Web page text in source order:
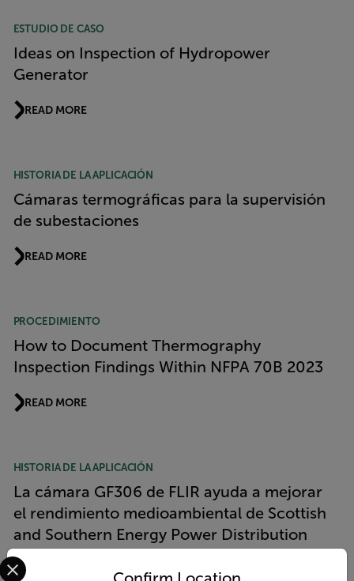
ESTUDIO DE CASO
Ideas on Inspection of Hydropower
Generator
READ MORE
HISTORIA DE LA APLICACIÓN
Cámaras termográficas para la supervisión
de subestaciones
READ MORE
PROCEDIMIENTO
How to Document Thermography
Inspection Findings Within NFPA 70B 2023
READ MORE
HISTORIA DE LA APLICACIÓN
La cámara GF306 de FLIR ayuda a mejorar
el rendimiento medioambiental de Scottish
and Southern Energy Power Distribution
READ MORE Confirm Location
Select your preferred country and language from the